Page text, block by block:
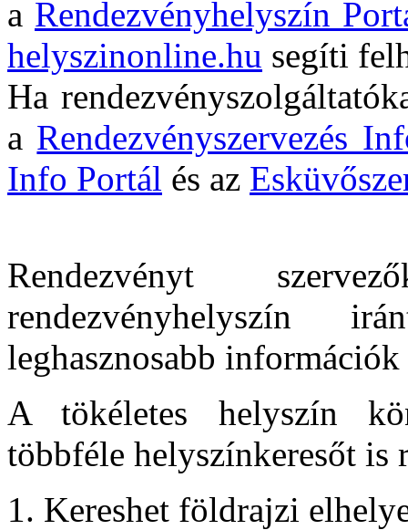
a Rendezvényhelyszín
helyszinonline.hu segíti
Ha
a Rendezvényszervezés
Info Portál és az
Rendezvényt
rendezvényhelyszín
leghasznosabb
A tökéletes helyszín
többféle helyszínkeresőt is
Kereshet földrajzi